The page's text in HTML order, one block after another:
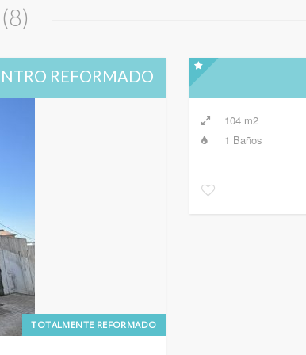
REFORMADO
TOTALMENTE REFORMADO
104 m2
1 Baños